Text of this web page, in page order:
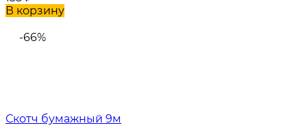
В корзину
-66%
Скотч бумажный 9м